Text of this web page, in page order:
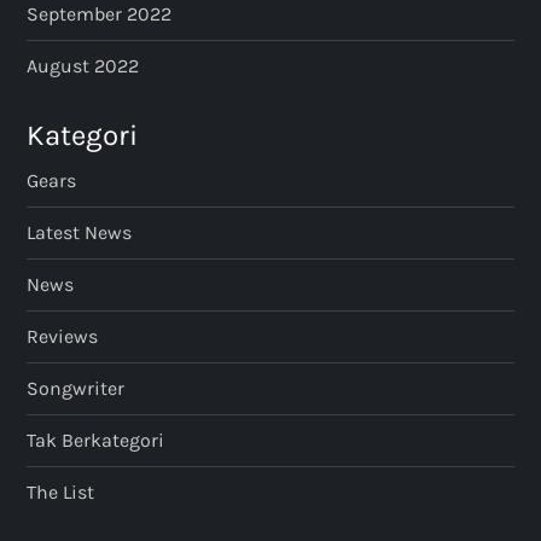
September 2022
August 2022
Kategori
Gears
Latest News
News
Reviews
Songwriter
Tak Berkategori
The List